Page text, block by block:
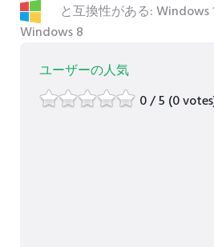
と互換性がある: Windows
Windows 8
ユーザーの人気
0 / 5 (0